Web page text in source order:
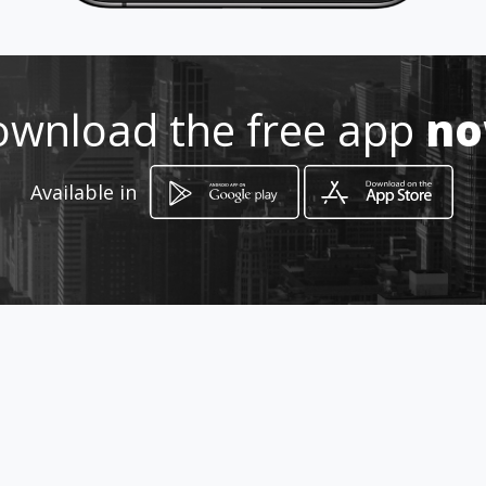
Location -
How to get
Sevilla, Sevilla
the free app
Available in